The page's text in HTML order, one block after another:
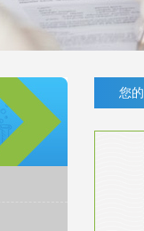
您